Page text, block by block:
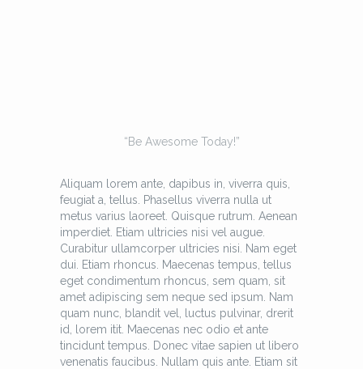
“Be Awesome Today!”
Aliquam lorem ante, dapibus in, viverra quis,
feugiat a, tellus. Phasellus viverra nulla ut
metus varius laoreet. Quisque rutrum. Aenean
imperdiet. Etiam ultricies nisi vel augue.
Curabitur ullamcorper ultricies nisi. Nam eget
dui. Etiam rhoncus. Maecenas tempus, tellus
eget condimentum rhoncus, sem quam, sit
amet adipiscing sem neque sed ipsum. Nam
quam nunc, blandit vel, luctus pulvinar, drerit
id, lorem itit. Maecenas nec odio et ante
tincidunt tempus. Donec vitae sapien ut libero
venenatis faucibus. Nullam quis ante. Etiam sit